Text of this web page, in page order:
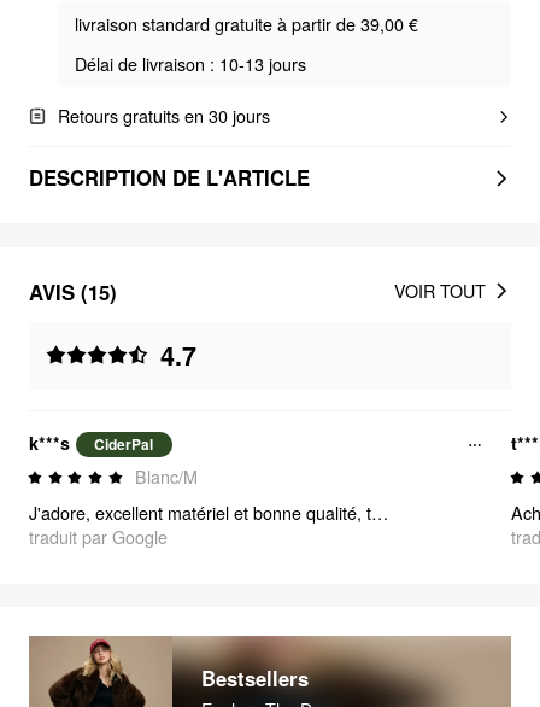
livraison standard gratuite à partir de 39,00 €
Délai de livraison : 10-13 jours
Retours gratuits en 30 jours
DESCRIPTION DE L'ARTICLE
AVIS (15)
4.7
VOIR TOUT
k***s CiderPal
Blanc/M
J'adore, excellent matériel et bonne qualité, très doux aussi.
traduit par Google
Bestsellers